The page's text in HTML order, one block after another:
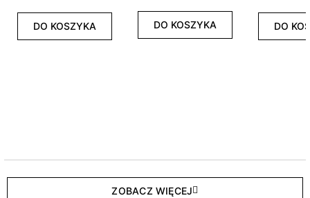
DO KOSZYKA DO KOSZYKA DO
ZOBACZ WIĘCEJ